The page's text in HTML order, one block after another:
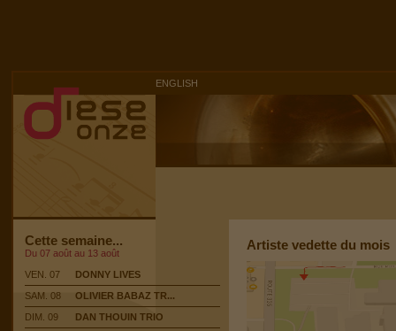
ENGLISH
Cette semaine...
Du 07 août au 13 août
VEN. 07
DONNY LIVES
SAM. 08
OLIVIER BABAZ TR...
DIM. 09
DAN THOUIN TRIO
Artiste vedette du mois